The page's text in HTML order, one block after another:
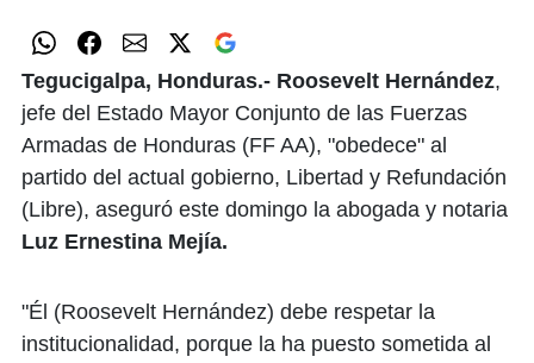
Tegucigalpa, Honduras.- Roosevelt Hernández,
jefe del Estado Mayor Conjunto de las Fuerzas
Armadas de Honduras (FF AA), "obedece" al
partido del actual gobierno, Libertad y Refundación
(Libre), aseguró este domingo la abogada y notaria
Luz Ernestina Mejía.
"Él (Roosevelt Hernández) debe respetar la
institucionalidad, porque la ha puesto sometida al